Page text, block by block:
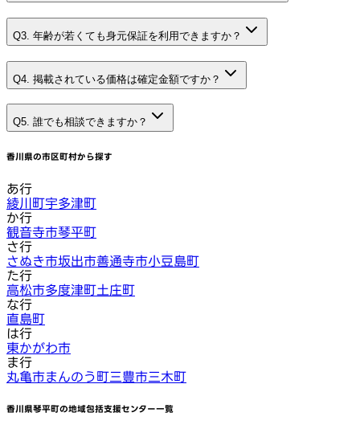
Q3. 年齢が若くても身元保証を利用できますか？
Q4. 掲載されている価格は確定金額ですか？
Q5. 誰でも相談できますか？
香川県の市区町村から探す
あ行
綾川町宇多津町
か行
観音寺市琴平町
さ行
さぬき市坂出市善通寺市小豆島町
た行
高松市多度津町土庄町
な行
直島町
は行
東かがわ市
ま行
丸亀市まんのう町三豊市三木町
香川県琴平町の地域包括支援センター一覧